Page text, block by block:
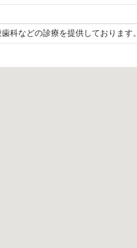
科などの診療を提供しております。